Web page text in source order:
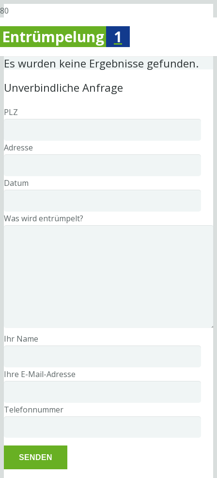
Entrümpelung 1
Es wurden keine Ergebnisse gefunden.
Unverbindliche Anfrage
PLZ
Adresse
Datum
Was wird entrümpelt?
Ihr Name
Ihre E-Mail-Adresse
Telefonnummer